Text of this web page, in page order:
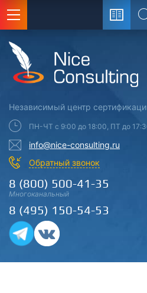
Независимый центр
ПН-ЧТ с 9:00 до 18:00, ПТ до
info@nice-consulting.ru
Обратный звонок
8 (800) 500-41-35
Многоканальный
8 (495) 150-54-53